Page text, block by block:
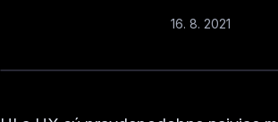
16. 8. 2021